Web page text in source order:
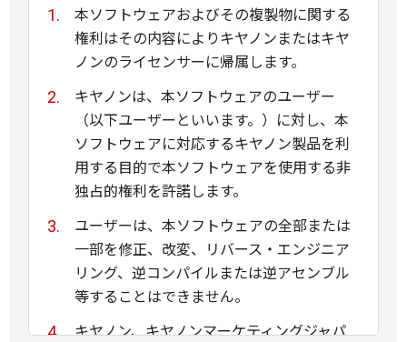
本ソフトウェアおよびその複製物に関する
権利はその内容によりキヤノンまたはキヤ
ノンのライセンサーに帰属します。
キヤノンは、本ソフトウェアのユーザー
（以下ユーザーといいます。）に対し、本
ソフトウェアに対応するキヤノン製品を利
用する目的で本ソフトウェアを使用する非
独占的権利を許諾します。
ユーザーは、本ソフトウェアの全部または
一部を修正、改変、リバース・エンジニア
リング、逆コンパイルまたは逆アセンブル
等することはできません。
キヤノン、キヤノンマーケティングジャパ